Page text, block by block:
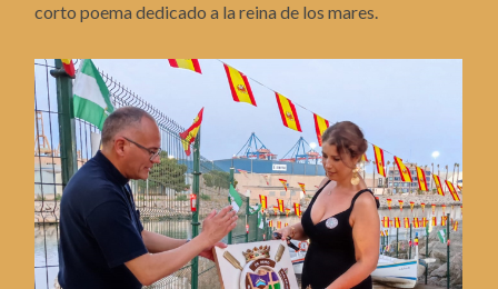
corto poema dedicado a la reina de los mares.